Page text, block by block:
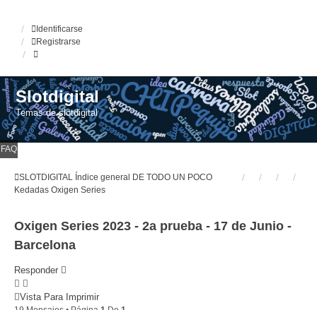
Identificarse
Registrarse
Slotdigital
Temas de slotdigital
FAQ
SLOTDIGITAL Índice general DE TODO UN POCO
Kedadas Oxigen Series
Oxigen Series 2023 - 2a prueba - 17 de Junio -
Barcelona
Responder
Vista Para Imprimir